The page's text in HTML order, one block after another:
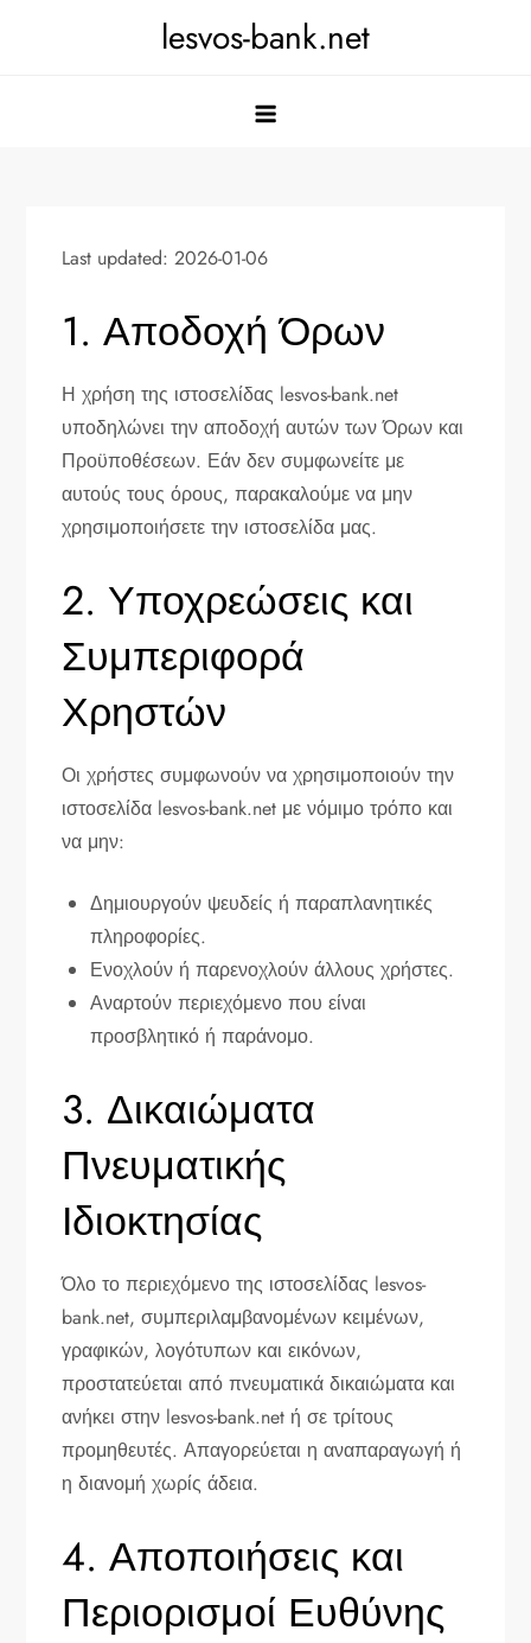
lesvos-bank.net
Last updated: 2026-01-06
1. Αποδοχή Όρων
Η χρήση της ιστοσελίδας lesvos-bank.net
υποδηλώνει την αποδοχή αυτών των Όρων και
Προϋποθέσεων. Εάν δεν συμφωνείτε με
αυτούς τους όρους, παρακαλούμε να μην
χρησιμοποιήσετε την ιστοσελίδα μας.
2. Υποχρεώσεις και
Συμπεριφορά
Χρηστών
Οι χρήστες συμφωνούν να χρησιμοποιούν την
ιστοσελίδα lesvos-bank.net με νόμιμο τρόπο και
να μην:
Δημιουργούν ψευδείς ή παραπλανητικές
πληροφορίες.
Ενοχλούν ή παρενοχλούν άλλους χρήστες.
Αναρτούν περιεχόμενο που είναι
προσβλητικό ή παράνομο.
3. Δικαιώματα
Πνευματικής
Ιδιοκτησίας
Όλο το περιεχόμενο της ιστοσελίδας lesvos-
bank.net, συμπεριλαμβανομένων κειμένων,
γραφικών, λογότυπων και εικόνων,
προστατεύεται από πνευματικά δικαιώματα και
ανήκει στην lesvos-bank.net ή σε τρίτους
προμηθευτές. Απαγορεύεται η αναπαραγωγή ή
η διανομή χωρίς άδεια.
4. Αποποιήσεις και
Περιορισμοί Ευθύνης